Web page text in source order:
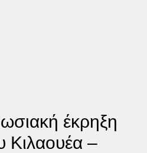
έκρηξη
Κιλαουέα –